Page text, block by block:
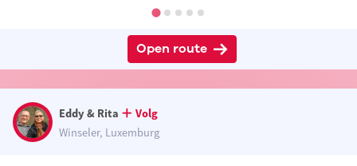
Open route
Eddy & Rita
Volg
Winseler, Luxemburg